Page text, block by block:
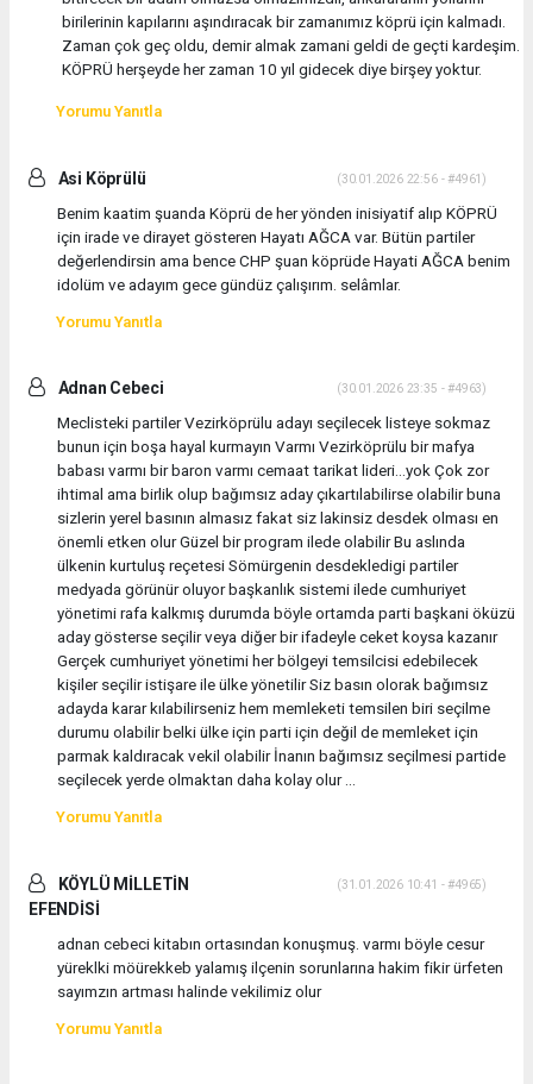
birilerinin kapılarını aşındıracak bir zamanımız köprü için kalmadı.
Zaman çok geç oldu, demir almak zamani geldi de geçti kardeşim.
KÖPRÜ herşeyde her zaman 10 yıl gidecek diye birşey yoktur.
Yorumu Yanıtla
Asi Köprülü (30.01.2026 22:56 - #4961)
Benim kaatim şuanda Köprü de her yönden inisiyatif alıp KÖPRÜ
için irade ve dirayet gösteren Hayatı AĞCA var. Bütün partiler
değerlendirsin ama bence CHP şuan köprüde Hayati AĞCA benim
idolüm ve adayım gece gündüz çalışırım. selâmlar.
Yorumu Yanıtla
Adnan Cebeci (30.01.2026 23:35 - #4963)
Meclisteki partiler Vezirköprülu adayı seçilecek listeye sokmaz
bunun için boşa hayal kurmayın Varmı Vezirköprülu bir mafya
babası varmı bir baron varmı cemaat tarikat lideri...yok Çok zor
ihtimal ama birlik olup bağımsız aday çıkartılabilirse olabilir buna
sizlerin yerel basının almasız fakat siz lakinsiz desdek olması en
önemli etken olur Güzel bir program ilede olabilir Bu aslında
ülkenin kurtuluş reçetesi Sömürgenin desdekledigi partiler
medyada görünür oluyor başkanlık sistemi ilede cumhuriyet
yönetimi rafa kalkmış durumda böyle ortamda parti başkani öküzü
aday gösterse seçilir veya diğer bir ifadeyle ceket koysa kazanır
Gerçek cumhuriyet yönetimi her bölgeyi temsilcisi edebilecek
kişiler seçilir istişare ile ülke yönetilir Siz basın olorak bağımsız
adayda karar kılabilirseniz hem memleketi temsilen biri seçilme
durumu olabilir belki ülke için parti için değil de memleket için
parmak kaldıracak vekil olabilir İnanın bağımsız seçilmesi partide
seçilecek yerde olmaktan daha kolay olur ...
Yorumu Yanıtla
KÖYLÜ MİLLETİN
EFENDİSİ
(31.01.2026 10:41 - #4965)
adnan cebeci kitabın ortasından konuşmuş. varmı böyle cesur
yüreklki möürekkeb yalamış ilçenin sorunlarına hakim fikir ürfeten
sayımzın artması halinde vekilimiz olur
Yorumu Yanıtla